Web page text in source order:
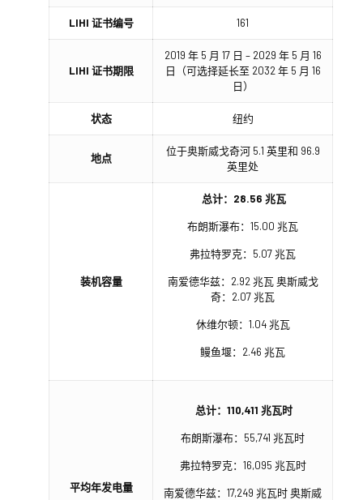
LIHI 证书编号 161
LIHI 证书期限
2019 年 5 月 17 日 – 2029 年 5 月 16
日（可选择延长至 2032 年 5 月 16
日）
状态 纽约
地点
位于奥斯威戈奇河 5.1 英里和 96.9
英里处
装机容量
总计：28.56 兆瓦
布朗斯瀑布：15.00 兆瓦
弗拉特罗克：5.07 兆瓦
南爱德华兹：2.92 兆瓦 奥斯威戈
奇：2.07 兆瓦
休维尔顿：1.04 兆瓦
鳗鱼堰：2.46 兆瓦
平均年发电量
总计：110,411 兆瓦时
布朗斯瀑布：55,741 兆瓦时
弗拉特罗克：16,095 兆瓦时
南爱德华兹：17,249 兆瓦时 奥斯威